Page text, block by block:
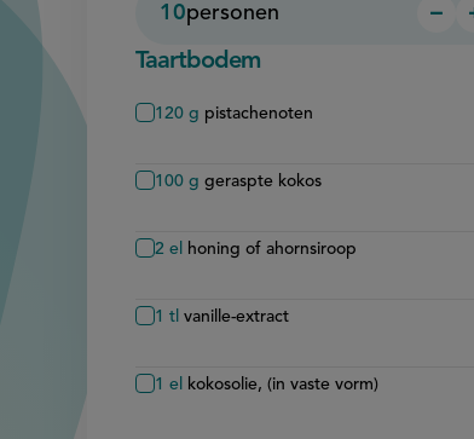
10personen −
Taartbodem
120 g pistachenoten
100 g geraspte kokos
2 el honing of ahornsiroop
1 tl vanille-extract
1 el kokosolie, (in vaste vorm)